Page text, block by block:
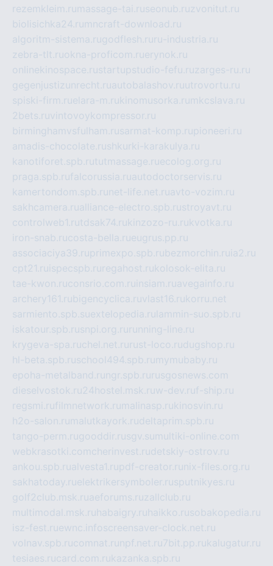
rezemkleim.ru massage-tai.ruseonub.ruzvonitut.ru
biolisichka24.ru mncraft-download.ru
algoritm-sistema.rugodflesh.ru ru-industria.ru
zebra-tlt.ruokna-proficom.ruerynok.ru
onlinekinospace.rustartupstudio-fefu.ruzarges-ru.ru
gegenjustizunrecht.ruautobalashov.ruutrovortu.ru
spiski-firm.ruelara-m.rukinomusorka.ru mkcslava.ru
2bets.ruvintovoykompressor.ru
birminghamvsfulham.rusarmat-komp.rupioneeri.ru
amadis-chocolate.rushkurki-karakulya.ru
kanotiforet.spb.rututmassage.ruecolog.org.ru
praga.spb.rufalcorussia.ruautodoctorservis.ru
kamertondom.spb.ru net-life.net.ruavto-vozim.ru
sakhcamera.rualliance-electro.spb.rustroyavt.ru
controlweb1.rutdsak74.rukinzozo-ru.rukvotka.ru
iron-snab.rucosta-bella.rueugrus.pp.ru
associaciya39.ruprimexpo.spb.rubezmorchin.ru ia2.ru
cpt21.ru ispecspb.ru regahost.rukolosok-elita.ru
tae-kwon.ruconsrio.com.ru insiam.ruavegainfo.ru
archery161.rubigencyclica.ruvlast16.rukorru.net
sarmiento.spb.suextelopedia.ru lammin-suo.spb.ru
iskatour.spb.rusnpi.org.ru running-line.ru
krygeva-spa.ruchel.net.ru rust-loco.rudugshop.ru
hl-beta.spb.ruschool494.spb.ru mymubaby.ru
epoha-metalband.ru ngr.spb.ru rusgosnews.com
dieselvostok.ru24hostel.msk.ruw-dev.ruf-ship.ru
regsmi.rufilmnetwork.ru malinasp.rukinosvin.ru
h2o-salon.ru malutkayork.rudeltaprim.spb.ru
tango-perm.rugooddir.rusgv.su multiki-online.com
webkrasotki.comcherinvest.rudetskiy-ostrov.ru
ankou.spb.rualvesta1.rupdf-creator.ru nix-files.org.ru
sakhatoday.ruelektrikersymboler.rusputnikyes.ru
golf2club.msk.ruaeforums.ruzallclub.ru
multimodal.msk.ru habaigry.ru haikko.rusobakopedia.ru
isz-fest.ruewnc.infoscreensaver-clock.net.ru
volnav.spb.rucomnat.ru npf.net.ru 7bit.pp.rukalugatur.ru
tesiaes.rucard.com.rukazanka.spb.ru